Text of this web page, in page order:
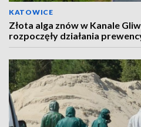
KATOWICE
Złota alga znów w Kanale
rozpoczęły działania